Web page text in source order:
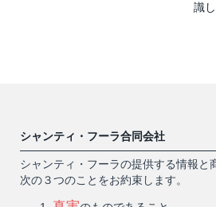
識
シャンティ・フーラ合同会社
シャンティ・フーラの提供する情報と
次の３つのことをお約束します。